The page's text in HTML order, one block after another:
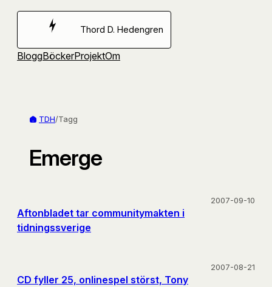
Hoppa
Thord D. Hedengren
BloggBöckerProjektOm
TDH/Tagg
Emerge
Aftonbladet tar communitymakten i
tidningssverige
2007-09-10
CD fyller 25, onlinespel störst, Tony
2007-08-21